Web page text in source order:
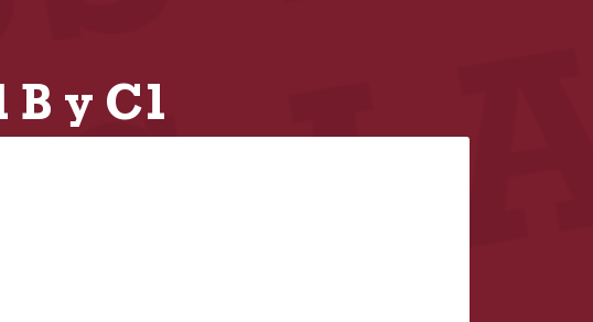
y C1